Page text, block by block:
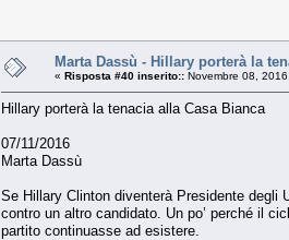
Marta Dassù - Hillary porterà la
« Risposta #40 inserito:: Novembre 08,
Hillary porterà la tenacia alla Casa Bianca
07/11/2016
Marta Dassù
Se Hillary Clinton diventerà Presidente degli
contro un altro candidato. Un po’ perché il
partito continuasse ad esistere.